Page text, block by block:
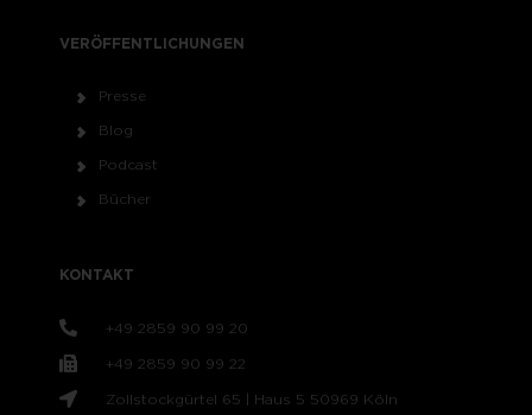
VERÖFFENTLICHUNGEN
Presse
Blog
Podcast
Bücher
KONTAKT
+49 2859 90 99 20
+49 2859 90 99 22
Zollstockgürtel 65 | Haus 5 50969 Köln